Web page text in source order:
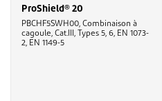
ProShield® 20
PBCHF5SWH00, Combinaison à
cagoule, Cat.III, Types 5, 6, EN 1073-
2, EN 1149-5